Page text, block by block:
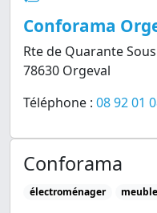
Conforama
Rte de Quarante Sous
78630 Orgeval
Téléphone : 08 92 01
Conforama
électroménager meuble